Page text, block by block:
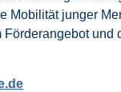
Mobilität junger
und